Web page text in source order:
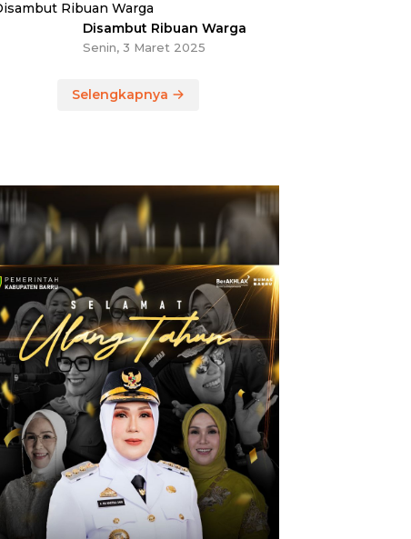
Disambut Ribuan Warga
Senin, 3 Maret 2025
Selengkapnya